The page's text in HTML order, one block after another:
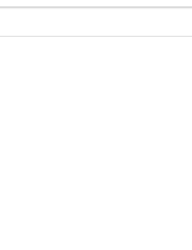
liner neuf, un cabanon, un
ses caractéristiques